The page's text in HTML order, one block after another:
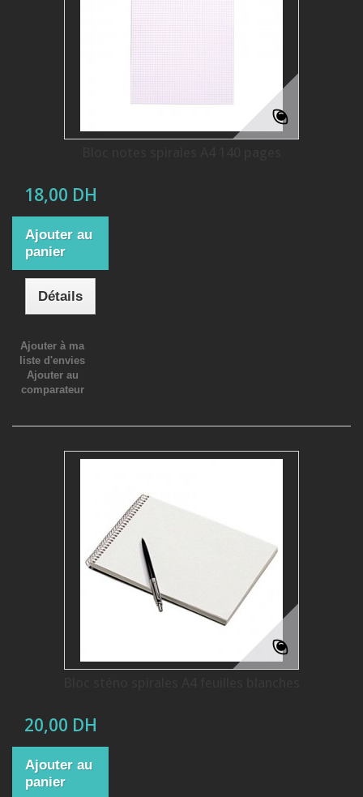
18,00 DH
Ajouter au
panier
Détails
Ajouter à ma
liste d'envies
Ajouter au
comparateur
20,00 DH
Ajouter au
panier